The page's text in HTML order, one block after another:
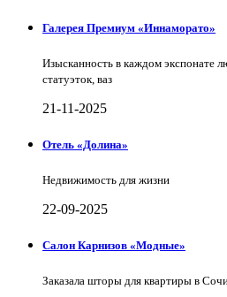
Галерея Премиум «Иннаморато»
Изысканность в каждом экспонате
статуэток, ваз
21-11-2025
Отель «Долина»
Недвижимость для жизни
22-09-2025
Салон Карнизов «Модные»
Заказала шторы для квартиры в